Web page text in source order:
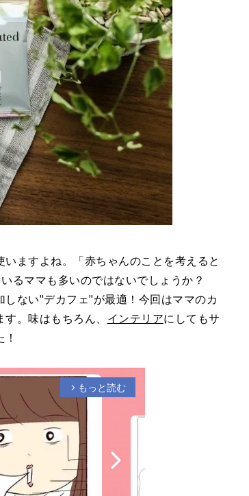
ますよね。「赤ちゃんのことを考えると
るママも多いのではないでしょうか？
ない"デカフェ"が最適！今回はママのカ
。味はもちろん、 インテリアにしてもサ
arrow_forward_ios もっと読む